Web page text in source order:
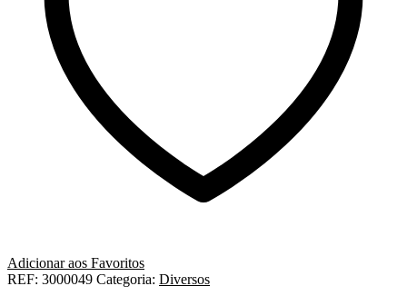
Adicionar aos Favoritos
REF: 3000049 Categoria: Diversos